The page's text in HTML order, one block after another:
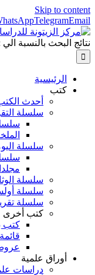
Skip to content
TelegramEmail
نتائج البحث بالنسبة الي
الرئيسية
كتب
أحدث
سلسلة
سلسلة
سلسلة
سلسلة
سلسلة
كتب أخرى
كتب
أوراق علمية
دراسات